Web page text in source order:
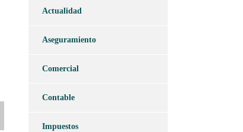
Actualidad
Aseguramiento
Comercial
Contable
Impuestos